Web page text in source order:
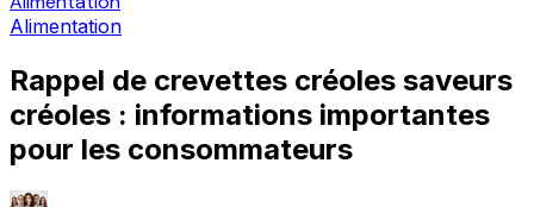
Alimentation
Rappel de crevettes créoles saveurs
créoles : informations importantes
pour les consommateurs